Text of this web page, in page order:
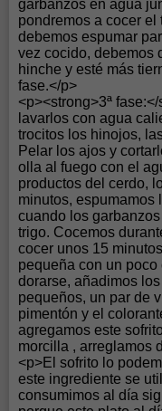
garbanzos en agua
pondremos a cocer
debemos espumar
vez cocido, debemos
hinche y esté más
fase.</p>
<p><strong>3ª
lavarlos con agua
trocitos los hinojos,
Pelar los ajos y
olla al fuego con el
productos del cerdo,
minutos, espumamos
cuando los
trigo. Cocemos
cocer unos 15
pequeña con un
dorarse, añadimos
pequeños, un par de
pimentón y el
agregamos este
morcilla , arreglamos
<p>El sofrito lo
este ingrediente se
consumimos al día